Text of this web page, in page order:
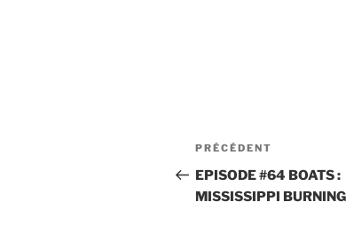
Navigation
de
l’article
Article
précédent
PRÉCÉDENT
EPISODE #64 BOATS :
MISSISSIPPI BURNING